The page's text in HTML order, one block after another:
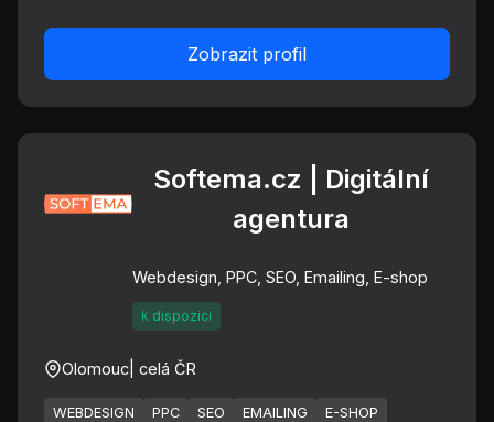
Zobrazit profil
Softema.cz | Digitální
agentura
Webdesign, PPC, SEO, Emailing, E-shop
k dispozici
Olomouc | celá ČR
WEBDESIGN PPC SEO EMAILING E-SHOP